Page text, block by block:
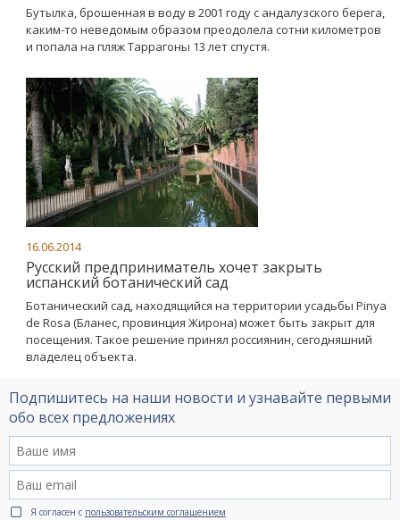
Бутылка, брошенная в воду в 2001 году с андалузского берега,
каким-то неведомым образом преодолела сотни километров
и попала на пляж Таррагоны 13 лет спустя.
16.06.2014
Русский предприниматель хочет закрыть
испанский ботанический сад
Ботанический сад, находящийся на территории усадьбы Pinya
de Rosa (Бланес, провинция Жирона) может быть закрыт для
посещения. Такое решение принял россиянин, сегодняшний
владелец объекта.
Подпишитесь на наши новости и узнавайте первыми
обо всех предложениях
Я согласен с пользовательским соглашением